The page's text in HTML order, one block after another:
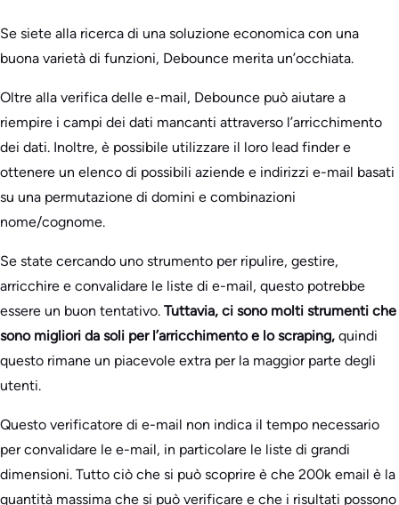
Se siete alla ricerca di una soluzione economica con una
buona varietà di funzioni, Debounce merita un’occhiata.
Oltre alla verifica delle e-mail, Debounce può aiutare a
riempire i campi dei dati mancanti attraverso l’arricchimento
dei dati. Inoltre, è possibile utilizzare il loro lead finder e
ottenere un elenco di possibili aziende e indirizzi e-mail basati
su una permutazione di domini e combinazioni
nome/cognome.
Se state cercando uno strumento per ripulire, gestire,
arricchire e convalidare le liste di e-mail, questo potrebbe
essere un buon tentativo. Tuttavia, ci sono molti strumenti che
sono migliori da soli per l’arricchimento e lo scraping, quindi
questo rimane un piacevole extra per la maggior parte degli
utenti.
Questo verificatore di e-mail non indica il tempo necessario
per convalidare le e-mail, in particolare le liste di grandi
dimensioni. Tutto ciò che si può scoprire è che 200k email è la
quantità massima che si può verificare e che i risultati possono